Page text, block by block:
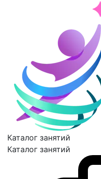
Каталог занятий
Каталог занятий